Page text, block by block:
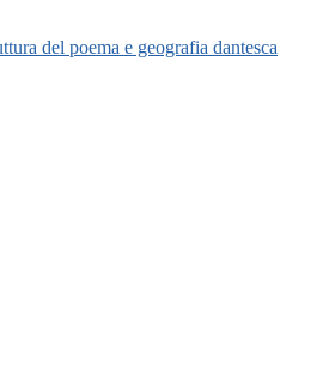
del poema e geografia dantesca